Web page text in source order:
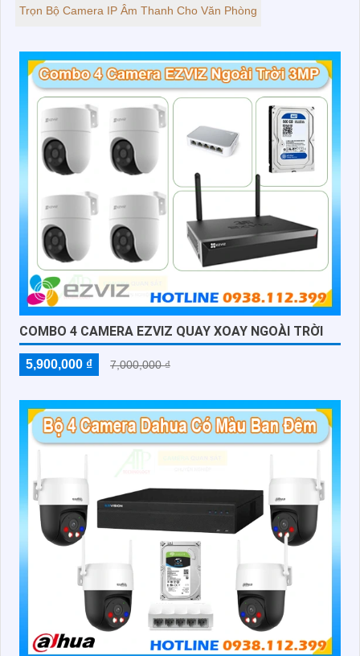
Trọn Bộ Camera IP Âm Thanh Cho Văn Phòng
COMBO 4 CAMERA EZVIZ QUAY XOAY NGOÀI TRỜI
5,900,000 ₫ 7,000,000 ₫